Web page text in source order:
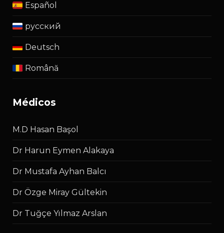
Español
русский
Deutsch
Română
médicos
M.D Hasan Başol
Dr Harun Eymen Alakaya
Dr Mustafa Ayhan Balcı
Dr Özge Miray Gültekin
Dr Tuğçe Yılmaz Arslan